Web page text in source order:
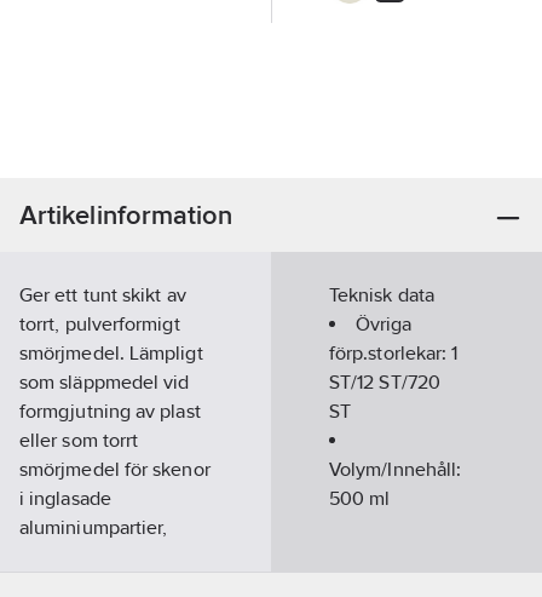
Artikelinformation
Ger ett tunt skikt av
torrt, pulverformigt
smörjmedel. Lämpligt
som släppmedel vid
formgjutning av plast
eller som torrt
smörjmedel för skenor
i inglasade
aluminiumpartier,
Teknisk data
Övriga
förp.storlekar:1
ST/12 ST/720
ST
Volym/Innehåll:
500 ml